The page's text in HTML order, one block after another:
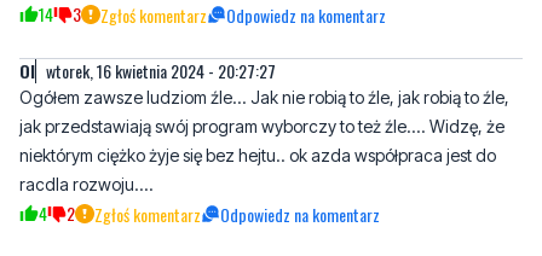
14 3 Zgłoś komentarz Odpowiedz na komentarz
Ol wtorek, 16 kwietnia 2024 - 20:27:27
Ogółem zawsze ludziom źle... Jak nie robią to źle, jak robią to źle,
jak przedstawiają swój program wyborczy to też źle.... Widzę, że
niektórym ciężko żyje się bez hejtu.. ok azda współpraca jest do
racdla rozwoju....
4 2 Zgłoś komentarz Odpowiedz na komentarz